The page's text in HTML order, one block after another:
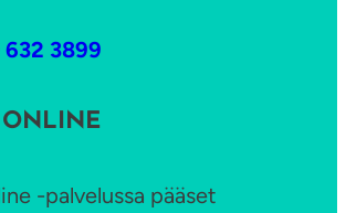
3899
ONLINE
-palvelussa pääset